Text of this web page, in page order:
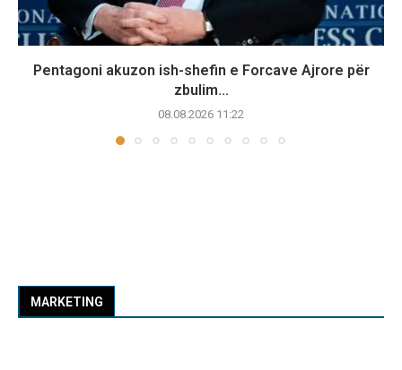
Pentagoni akuzon ish-shefin e Forcave Ajrore për
zbulim...
08.08.2026 11:22
MARKETING